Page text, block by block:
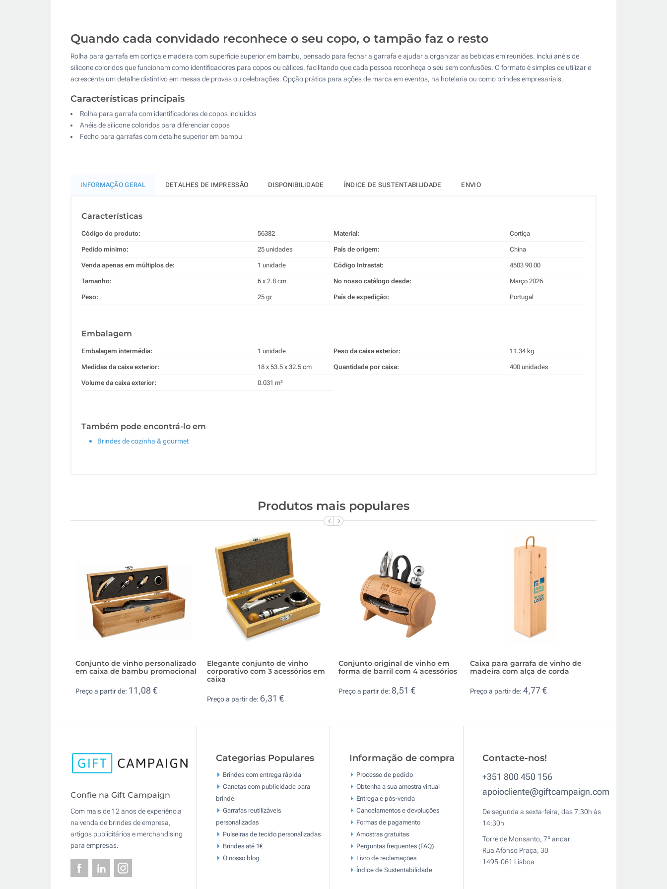
Gravação a laser (Parte superior)
Impressão digital (Parte superior)
Gota de resina (Parte superior)
250
500
Outra : Atualizar
Quando cada convidado reconhece o seu copo, o tampão faz o resto
Rolha para garrafa em cortiça e madeira com superfície superior em bambu, pensado para fechar a garrafa e ajudar a organizar as bebidas em reuniões. Inclui anéis de
silicone coloridos que funcionam como identificadores para copos ou cálices, facilitando que cada pessoa reconheça o seu sem confusões. O formato é simples de utilizar e
acrescenta um detalhe distintivo em mesas de provas ou celebrações. Opção prática para ações de marca em eventos, na hotelaria ou como brindes empresariais.
Características principais
Rolha para garrafa com identificadores de copos incluídos
Anéis de silicone coloridos para diferenciar copos
Fecho para garrafas com detalhe superior em bambu
INFORMAÇÃO GERAL DETALHES DE IMPRESSÃO DISPONIBILIDADE ÍNDICE DE SUSTENTABILIDADE ENVIO
Características
Código do produto: 56382
Pedido mínimo: 25 unidades
Venda apenas em múltiplos de: 1 unidade
Tamanho: 6 x 2.8 cm
Peso: 25 gr
Material: Cortiça
País de origem: China
Código Intrastat: 4503 90 00
No nosso catálogo desde: Março 2026
País de expedição: Portugal
Embalagem
Embalagem intermédia: 1 unidade
Medidas da caixa exterior: 18 x 53.5 x 32.5 cm
Volume da caixa exterior: 0.031 m³
Peso da caixa exterior: 11.34 kg
Quantidade por caixa: 400 unidades
Também pode encontrá-lo em
Brindes de cozinha & gourmet
Produtos mais populares
Conjunto de vinho personalizado
em caixa de bambu promocional
Preço a partir de: 11,08 €
Elegante conjunto de vinho
corporativo com 3 acessórios em
caixa
Preço a partir de: 6,31 €
Conjunto original de vinho em
forma de barril com 4 acessórios
Preço a partir de: 8,51 €
Caixa para garrafa de vinho de
madeira com alça de corda
Preço a partir de: 4,77 €
Confie na Gift Campaign
Com mais de 12 anos de experiência
na venda de brindes de empresa,
artigos publicitários e merchandising
para empresas.
Categorias Populares
Brindes com entrega rápida
Canetas com publicidade para
brinde
Garrafas reutilizáveis
personalizadas
Pulseiras de tecido personalizadas
Brindes até 1€
O nosso blog
Informação de compra
Processo de pedido
Obtenha a sua amostra virtual
Entrega e pós-venda
Cancelamentos e devoluções
Formas de pagamento
Amostras gratuitas
Perguntas frequentes (FAQ)
Livro de reclamaçōes
Índice de Sustentabilidade
Contacte-nos!
+351 800 450 156
apoiocliente@giftcampaign.com
De segunda a sexta-feira, das 7:30h às
14:30h
Torre de Monsanto, 7º andar
Rua Afonso Praça, 30
1495-061 Lisboa